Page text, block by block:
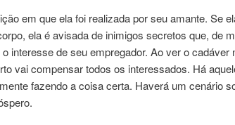
em que ela foi realizada por seu amante. Se
, ela é avisada de inimigos secretos que, de
interesse de seu empregador. Ao ver o cadáver
vai compensar todos os interessados. Há
fazendo a coisa certa. Haverá um cenário